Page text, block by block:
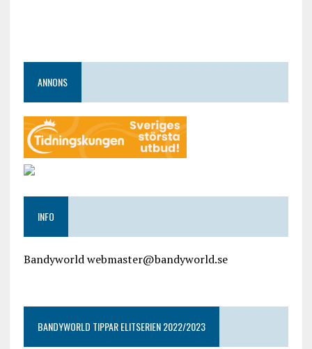
ANNONS
INFO
Bandyworld webmaster@bandyworld.se
BANDYWORLD TIPPAR ELITSERIEN 2022/2023